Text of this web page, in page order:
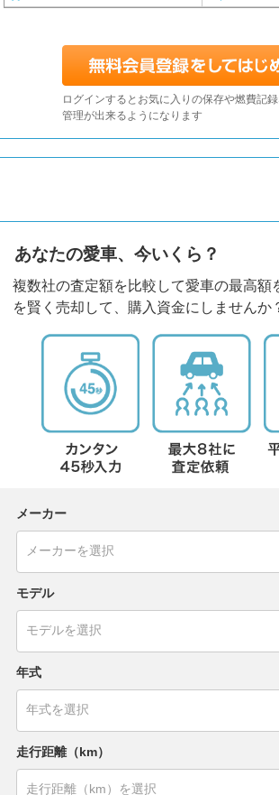
ログインするとお気に入りの保存や燃費記
管理が出来るようになります
あなたの愛車、今いくら？
複数社の査定額を比較して愛車の最高額
を賢く売却して、購入資金にしませんか
メーカー
モデル
年式
走行距離（km）